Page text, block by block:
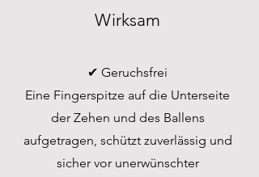
Wirksam
✔︎ Geruchsfrei
Eine Fingerspitze auf die Unterseite
der Zehen und des Ballens
aufgetragen, schützt zuverlässig und
sicher vor unerwünschter